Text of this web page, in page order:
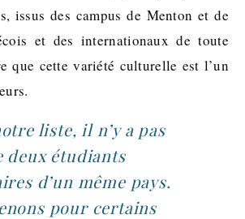
issus des campus de Menton et de
et des internationaux de toute
que cette variété culturelle est l’un
liste, il n’y a pas
deux étudiants
d’un même pays.
pour certains